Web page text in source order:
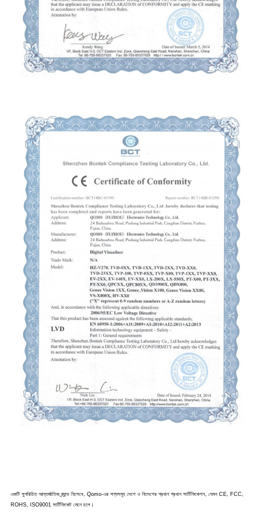
একটি সুপরিচিত আন্তর্জাতিক ব্র্যান্ড হিসেবে, Qomo-এর পণ্যসমূহ দেশে ও বিদেশের প্রধান প্রধান সার্টিফিকেশন, যেমন CE, FCC,
ROHS, ISO9001 সার্টিফিকেট মেনে চলে।